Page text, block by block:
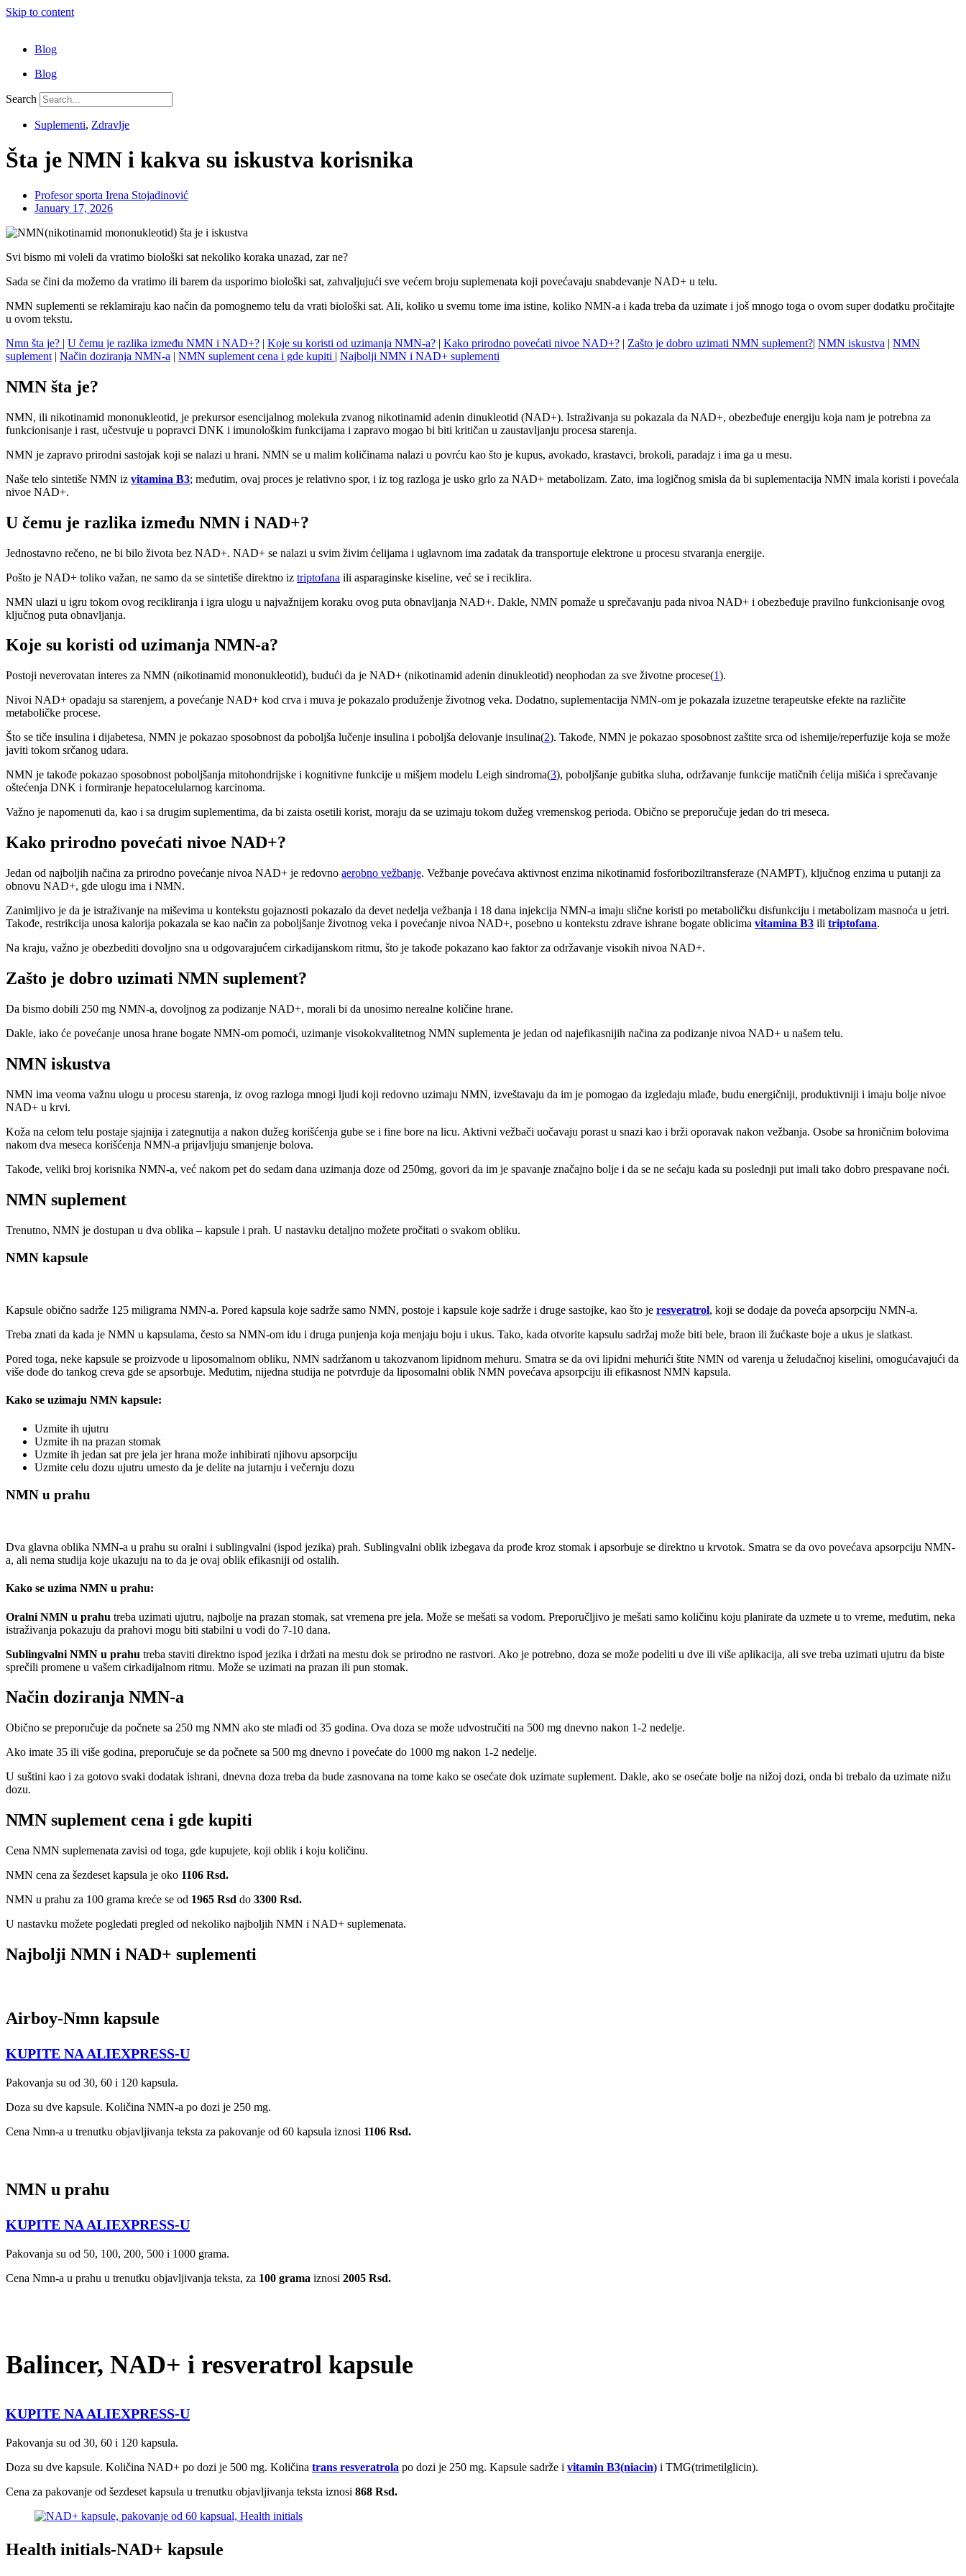
Skip to content
Blog
Blog
Search
Suplementi, Zdravlje
Šta je NMN i kakva su iskustva korisnika
Profesor sporta Irena Stojadinović
January 17, 2026
Svi bismo mi voleli da vratimo biološki sat nekoliko koraka unazad, zar ne?
Sada se čini da možemo da vratimo ili barem da usporimo biološki sat, zahvaljujući sve većem broju suplemenata koji povećavaju snabdevanje NAD+ u telu.
NMN suplementi se reklamiraju kao način da pomognemo telu da vrati biološki sat. Ali, koliko u svemu tome ima istine, koliko NMN-a i kada treba da uzimate i još mnogo toga o ovom super dodatku pročitajte
u ovom tekstu.
Nmn šta je? | U čemu je razlika između NMN i NAD+? | Koje su koristi od uzimanja NMN-a? | Kako prirodno povećati nivoe NAD+? | Zašto je dobro uzimati NMN suplement?| NMN iskustva | NMN
suplement | Način doziranja NMN-a | NMN suplement cena i gde kupiti | Najbolji NMN i NAD+ suplementi
NMN šta je?
NMN, ili nikotinamid mononukleotid, je prekursor esencijalnog molekula zvanog nikotinamid adenin dinukleotid (NAD+). Istraživanja su pokazala da NAD+, obezbeđuje energiju koja nam je potrebna za
funkcionisanje i rast, učestvuje u popravci DNK i imunološkim funkcijama i zapravo mogao bi biti kritičan u zaustavljanju procesa starenja.
NMN je zapravo prirodni sastojak koji se nalazi u hrani. NMN se u malim količinama nalazi u povrću kao što je kupus, avokado, krastavci, brokoli, paradajz i ima ga u mesu.
Naše telo sintetiše NMN iz vitamina B3; međutim, ovaj proces je relativno spor, i iz tog razloga je usko grlo za NAD+ metabolizam. Zato, ima logičnog smisla da bi suplementacija NMN imala koristi i povećala
nivoe NAD+.
U čemu je razlika između NMN i NAD+?
Jednostavno rečeno, ne bi bilo života bez NAD+. NAD+ se nalazi u svim živim ćelijama i uglavnom ima zadatak da transportuje elektrone u procesu stvaranja energije.
Pošto je NAD+ toliko važan, ne samo da se sintetiše direktno iz triptofana ili asparaginske kiseline, već se i reciklira.
NMN ulazi u igru tokom ovog recikliranja i igra ulogu u najvažnijem koraku ovog puta obnavljanja NAD+. Dakle, NMN pomaže u sprečavanju pada nivoa NAD+ i obezbeđuje pravilno funkcionisanje ovog
ključnog puta obnavljanja.
Koje su koristi od uzimanja NMN-a?
Postoji neverovatan interes za NMN (nikotinamid mononukleotid), budući da je NAD+ (nikotinamid adenin dinukleotid) neophodan za sve životne procese(1).
Nivoi NAD+ opadaju sa starenjem, a povećanje NAD+ kod crva i muva je pokazalo produženje životnog veka. Dodatno, suplementacija NMN-om je pokazala izuzetne terapeutske efekte na različite
metaboličke procese.
Što se tiče insulina i dijabetesa, NMN je pokazao sposobnost da poboljša lučenje insulina i poboljša delovanje insulina(2). Takođe, NMN je pokazao sposobnost zaštite srca od ishemije/reperfuzije koja se može
javiti tokom srčanog udara.
NMN je takođe pokazao sposobnost poboljšanja mitohondrijske i kognitivne funkcije u mišjem modelu Leigh sindroma(3), poboljšanje gubitka sluha, održavanje funkcije matičnih ćelija mišića i sprečavanje
oštećenja DNK i formiranje hepatocelularnog karcinoma.
Važno je napomenuti da, kao i sa drugim suplementima, da bi zaista osetili korist, moraju da se uzimaju tokom dužeg vremenskog perioda. Obično se preporučuje jedan do tri meseca.
Kako prirodno povećati nivoe NAD+?
Jedan od najboljih načina za prirodno povećanje nivoa NAD+ je redovno aerobno vežbanje. Vežbanje povećava aktivnost enzima nikotinamid fosforiboziltransferaze (NAMPT), ključnog enzima u putanji za
obnovu NAD+, gde ulogu ima i NMN.
Zanimljivo je da je istraživanje na miševima u kontekstu gojaznosti pokazalo da devet nedelja vežbanja i 18 dana injekcija NMN-a imaju slične koristi po metaboličku disfunkciju i metabolizam masnoća u jetri.
Takođe, restrikcija unosa kalorija pokazala se kao način za poboljšanje životnog veka i povećanje nivoa NAD+, posebno u kontekstu zdrave ishrane bogate oblicima vitamina B3 ili triptofana.
Na kraju, važno je obezbediti dovoljno sna u odgovarajućem cirkadijanskom ritmu, što je takođe pokazano kao faktor za održavanje visokih nivoa NAD+.
Zašto je dobro uzimati NMN suplement?
Da bismo dobili 250 mg NMN-a, dovoljnog za podizanje NAD+, morali bi da unosimo nerealne količine hrane.
Dakle, iako će povećanje unosa hrane bogate NMN-om pomoći, uzimanje visokokvalitetnog NMN suplementa je jedan od najefikasnijih načina za podizanje nivoa NAD+ u našem telu.
NMN iskustva
NMN ima veoma važnu ulogu u procesu starenja, iz ovog razloga mnogi ljudi koji redovno uzimaju NMN, izveštavaju da im je pomogao da izgledaju mlađe, budu energičniji, produktivniji i imaju bolje nivoe
NAD+ u krvi.
Koža na celom telu postaje sjajnija i zategnutija a nakon dužeg korišćenja gube se i fine bore na licu. Aktivni vežbači uočavaju porast u snazi kao i brži oporavak nakon vežbanja. Osobe sa hroničnim bolovima
nakom dva meseca korišćenja NMN-a prijavljuju smanjenje bolova.
Takođe, veliki broj korisnika NMN-a, već nakom pet do sedam dana uzimanja doze od 250mg, govori da im je spavanje značajno bolje i da se ne sećaju kada su poslednji put imali tako dobro prespavane noći.
NMN suplement
Trenutno, NMN je dostupan u dva oblika – kapsule i prah. U nastavku detaljno možete pročitati o svakom obliku.
NMN kapsule
Kapsule obično sadrže 125 miligrama NMN-a. Pored kapsula koje sadrže samo NMN, postoje i kapsule koje sadrže i druge sastojke, kao što je resveratrol, koji se dodaje da poveća apsorpciju NMN-a.
Treba znati da kada je NMN u kapsulama, često sa NMN-om idu i druga punjenja koja menjaju boju i ukus. Tako, kada otvorite kapsulu sadržaj može biti bele, braon ili žućkaste boje a ukus je slatkast.
Pored toga, neke kapsule se proizvode u liposomalnom obliku, NMN sadržanom u takozvanom lipidnom mehuru. Smatra se da ovi lipidni mehurići štite NMN od varenja u želudačnoj kiselini, omogućavajući da
više dođe do tankog creva gde se apsorbuje. Međutim, nijedna studija ne potvrđuje da liposomalni oblik NMN povećava apsorpciju ili efikasnost NMN kapsula.
Kako se uzimaju NMN kapsule:
Uzmite ih ujutru
Uzmite ih na prazan stomak
Uzmite ih jedan sat pre jela jer hrana može inhibirati njihovu apsorpciju
Uzmite celu dozu ujutru umesto da je delite na jutarnju i večernju dozu
NMN u prahu
Dva glavna oblika NMN-a u prahu su oralni i sublingvalni (ispod jezika) prah. Sublingvalni oblik izbegava da prođe kroz stomak i apsorbuje se direktno u krvotok. Smatra se da ovo povećava apsorpciju NMN-
a, ali nema studija koje ukazuju na to da je ovaj oblik efikasniji od ostalih.
Kako se uzima NMN u prahu:
Oralni NMN u prahu treba uzimati ujutru, najbolje na prazan stomak, sat vremena pre jela. Može se mešati sa vodom. Preporučljivo je mešati samo količinu koju planirate da uzmete u to vreme, međutim, neka
istraživanja pokazuju da prahovi mogu biti stabilni u vodi do 7-10 dana.
Sublingvalni NMN u prahu treba staviti direktno ispod jezika i držati na mestu dok se prirodno ne rastvori. Ako je potrebno, doza se može podeliti u dve ili više aplikacija, ali sve treba uzimati ujutru da biste
sprečili promene u vašem cirkadijalnom ritmu. Može se uzimati na prazan ili pun stomak.
Način doziranja NMN-a
Obično se preporučuje da počnete sa 250 mg NMN ako ste mlađi od 35 godina. Ova doza se može udvostručiti na 500 mg dnevno nakon 1-2 nedelje.
Ako imate 35 ili više godina, preporučuje se da počnete sa 500 mg dnevno i povećate do 1000 mg nakon 1-2 nedelje.
U suštini kao i za gotovo svaki dodatak ishrani, dnevna doza treba da bude zasnovana na tome kako se osećate dok uzimate suplement. Dakle, ako se osećate bolje na nižoj dozi, onda bi trebalo da uzimate nižu
dozu.
NMN suplement cena i gde kupiti
Cena NMN suplemenata zavisi od toga, gde kupujete, koji oblik i koju količinu.
NMN cena za šezdeset kapsula je oko 1106 Rsd.
NMN u prahu za 100 grama kreće se od 1965 Rsd do 3300 Rsd.
U nastavku možete pogledati pregled od nekoliko najboljih NMN i NAD+ suplemenata.
Najbolji NMN i NAD+ suplementi
Airboy-Nmn kapsule
KUPITE NA ALIEXPRESS-U
Pakovanja su od 30, 60 i 120 kapsula.
Doza su dve kapsule. Količina NMN-a po dozi je 250 mg.
Cena Nmn-a u trenutku objavljivanja teksta za pakovanje od 60 kapsula iznosi 1106 Rsd.
NMN u prahu
KUPITE NA ALIEXPRESS-U
Pakovanja su od 50, 100, 200, 500 i 1000 grama.
Cena Nmn-a u prahu u trenutku objavljivanja teksta, za 100 grama iznosi 2005 Rsd.
Balincer, NAD+ i resveratrol kapsule
KUPITE NA ALIEXPRESS-U
Pakovanja su od 30, 60 i 120 kapsula.
Doza su dve kapsule. Količina NAD+ po dozi je 500 mg. Količina trans resveratrola po dozi je 250 mg. Kapsule sadrže i vitamin B3(niacin) i TMG(trimetilglicin).
Cena za pakovanje od šezdeset kapsula u trenutku objavljivanja teksta iznosi 868 Rsd.
Health initials-NAD+ kapsule